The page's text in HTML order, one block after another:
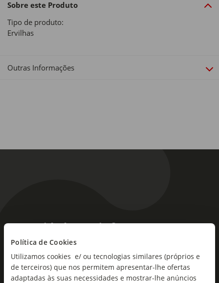
Política de Cookies
Utilizamos cookies e/ ou tecnologias similares (próprios e
de terceiros) que nos permitem apresentar-lhe ofertas
adaptadas às suas necessidades e mostrar-lhe anúncios
Sobre este Produto
Tipo de produto:
Ervilhas
Outras Informações
As novidades mais frescas no
seu e-mail!
Subscreva e descubra campanhas exclusivas,
ofertas e novidades para si.